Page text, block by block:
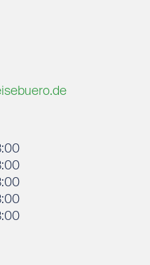
auf den vielen
das Schnorcheln mit
eine Ballonfahrt in
Aufgrund meine
ich viel Zielgebiete
und lasse Sie
teilhaben. Gerne
nächsten Urlaub.
Ihnen bei Ihrer
zu helfen.